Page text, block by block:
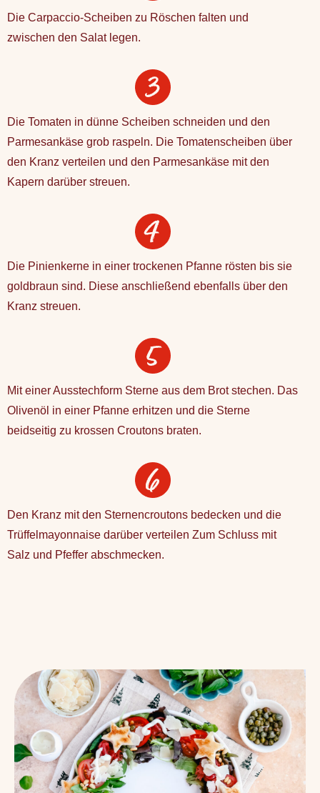
Die Carpaccio-Scheiben zu Röschen falten und
zwischen den Salat legen.
Die Tomaten in dünne Scheiben schneiden und den
Parmesankäse grob raspeln. Die Tomatenscheiben über
den Kranz verteilen und den Parmesankäse mit den
Kapern darüber streuen.
Die Pinienkerne in einer trockenen Pfanne rösten bis sie
goldbraun sind. Diese anschließend ebenfalls über den
Kranz streuen.
Mit einer Ausstechform Sterne aus dem Brot stechen. Das
Olivenöl in einer Pfanne erhitzen und die Sterne
beidseitig zu krossen Croutons braten.
Den Kranz mit den Sternencroutons bedecken und die
Trüffelmayonnaise darüber verteilen Zum Schluss mit
Salz und Pfeffer abschmecken.